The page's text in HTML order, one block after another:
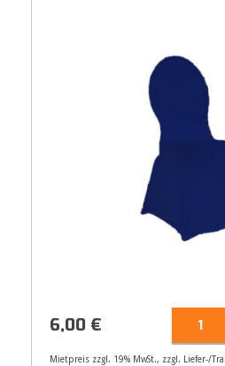
6,00 €
Mietpreis zzgl. 19% MwSt., zzgl. Liefer-/